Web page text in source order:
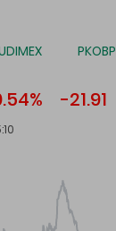
PKOBP
-21.91